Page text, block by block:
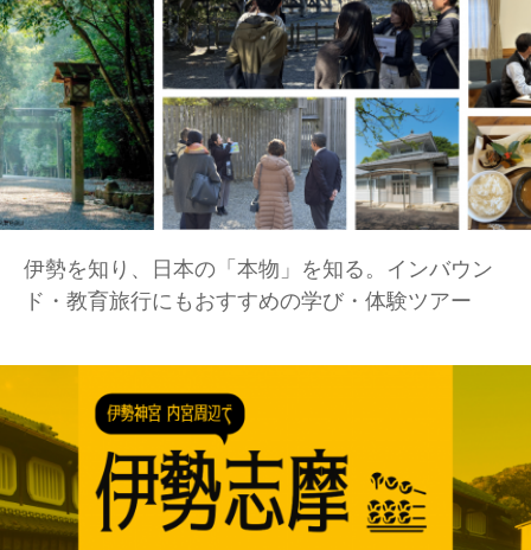
伊勢を知り、日本の「本物」を知る。インバウン
ド・教育旅行にもおすすめの学び・体験ツアー